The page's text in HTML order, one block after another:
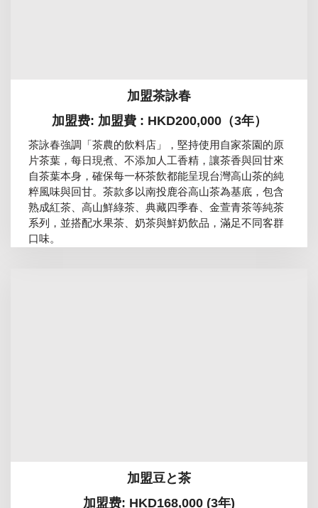
加盟茶詠春
加盟费: 加盟費 : HKD200,000（3年）
茶詠春強調「茶農的飲料店」，堅持使用自家茶園的原
片茶葉，每日現煮、不添加人工香精，讓茶香與回甘來
自茶葉本身，確保每一杯茶飲都能呈現台灣高山茶的純
粹風味與回甘。茶款多以南投鹿谷高山茶為基底，包含
熟成紅茶、高山鮮綠茶、典藏四季春、金萱青茶等純茶
系列，並搭配水果茶、奶茶與鮮奶飲品，滿足不同客群
口味。
加盟豆と茶
加盟费: HKD168,000 (3年)